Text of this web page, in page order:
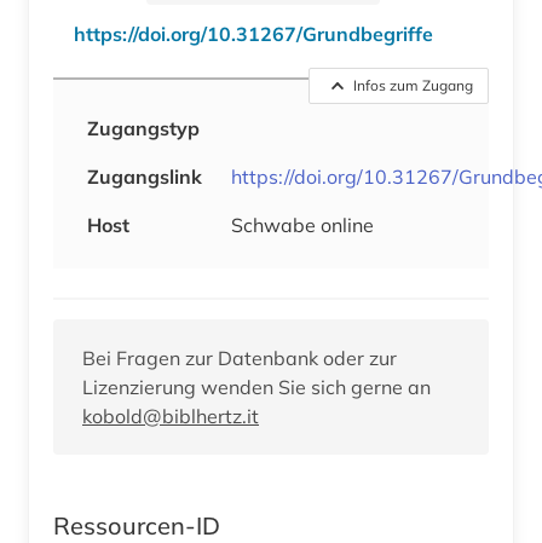
https://doi.org/10.31267/Grundbegriffe
Infos zum Zugang
Zugangstyp
Zugangslink
https://doi.org/10.31267/
Host
Schwabe online
Bei Fragen zur Datenbank oder zur
Lizenzierung wenden Sie sich gerne an
kobold@biblhertz.it
Ressourcen-ID